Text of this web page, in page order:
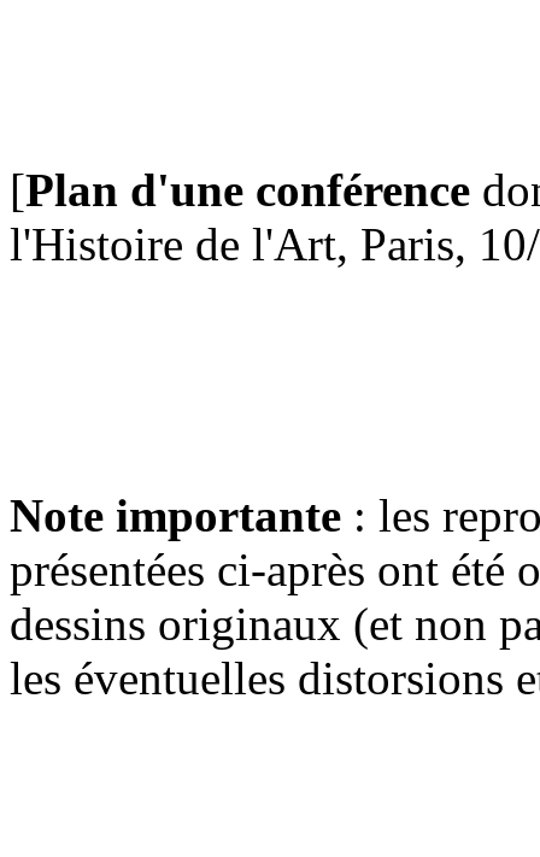
[Plan d'une conférence
l'Histoire de l'Art, Paris,
Note importante : les
présentées ci-après ont été
dessins originaux (et non
les éventuelles distorsions